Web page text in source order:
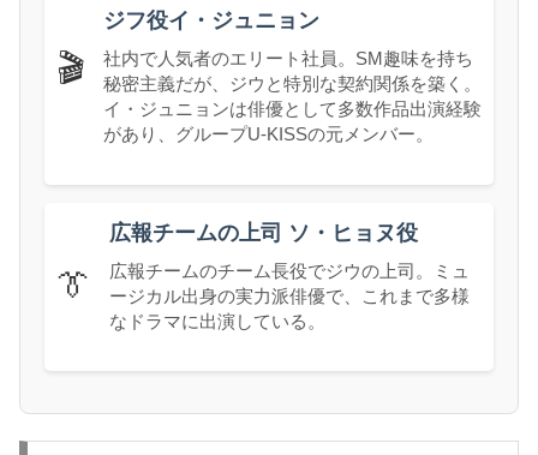
🎬
ジフ役イ・ジュニョン
社内で人気者のエリート社員。SM趣味を持ち
秘密主義だが、ジウと特別な契約関係を築く。
イ・ジュニョンは俳優として多数作品出演経験
があり、グループU-KISSの元メンバー。
👔
広報チームの上司 ソ・ヒョヌ役
広報チームのチーム長役でジウの上司。ミュ
ージカル出身の実力派俳優で、これまで多様
なドラマに出演している。